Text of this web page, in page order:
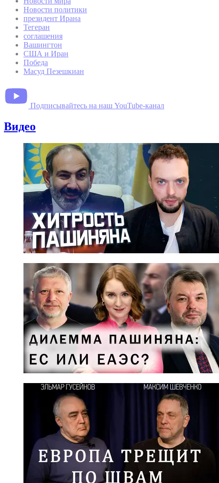
Новости политики
президент Ирана
Тегеран
соглашения
Вашингтон
США и Иран
Победа
Масуд Пезешкиан
Подписывайтесь на наш YouTube-канал
Видео